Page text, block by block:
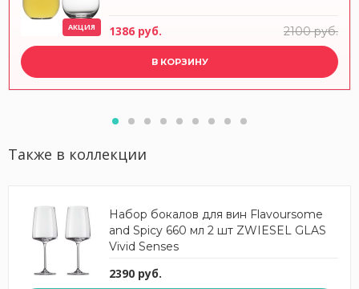
АКЦИЯ 1386 руб. 2100 руб.
В КОРЗИНУ
Также в коллекции
Набор бокалов для вин Flavoursome
and Spicy 660 мл 2 шт ZWIESEL GLAS
Vivid Senses
2390 руб.